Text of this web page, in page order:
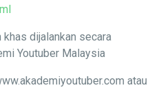
dijalankan secara
Youtuber Malaysia
atau